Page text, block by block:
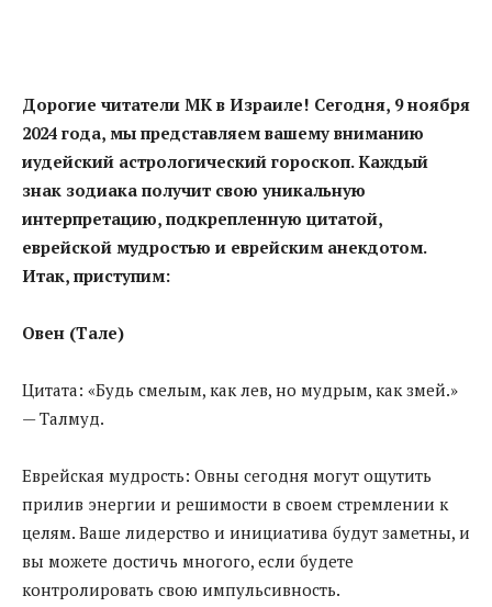
Дорогие читатели МК в Израиле! Сегодня, 9 ноября
2024 года, мы представляем вашему вниманию
иудейский астрологический гороскоп. Каждый
знак зодиака получит свою уникальную
интерпретацию, подкрепленную цитатой,
еврейской мудростью и еврейским анекдотом.
Итак, приступим:
Овен (Тале)
Цитата: «Будь смелым, как лев, но мудрым, как змей.»
— Талмуд.
Еврейская мудрость: Овны сегодня могут ощутить
прилив энергии и решимости в своем стремлении к
целям. Ваше лидерство и инициатива будут заметны, и
вы можете достичь многого, если будете
контролировать свою импульсивность.